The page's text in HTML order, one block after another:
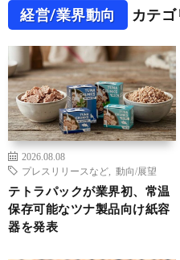
経営/業界動向 カテ
2026.08.08
プレスリリースなど
動向/展望
テトラパックが業界初、常温
保存可能なツナ製品向け紙容
器を発表